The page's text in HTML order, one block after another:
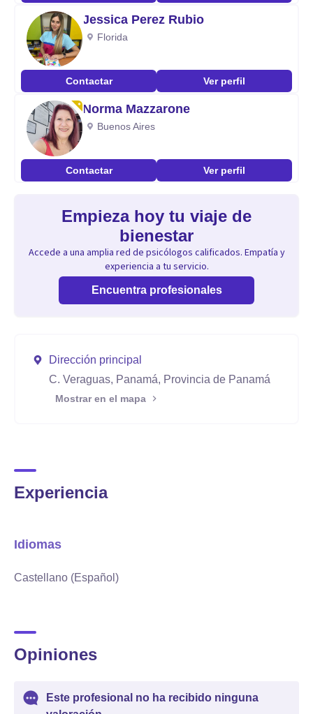
Jessica Perez Rubio
Florida
Contactar Ver perfil
Norma Mazzarone
Buenos Aires
Contactar Ver perfil
Empieza hoy tu viaje de
bienestar
Accede a una amplia red de psicólogos calificados. Empatía y
experiencia a tu servicio.
Encuentra profesionales
Dirección principal
C. Veraguas, Panamá, Provincia de Panamá
Mostrar en el mapa
Experiencia
Idiomas
Castellano (Español)
Opiniones
Este profesional no ha recibido ninguna